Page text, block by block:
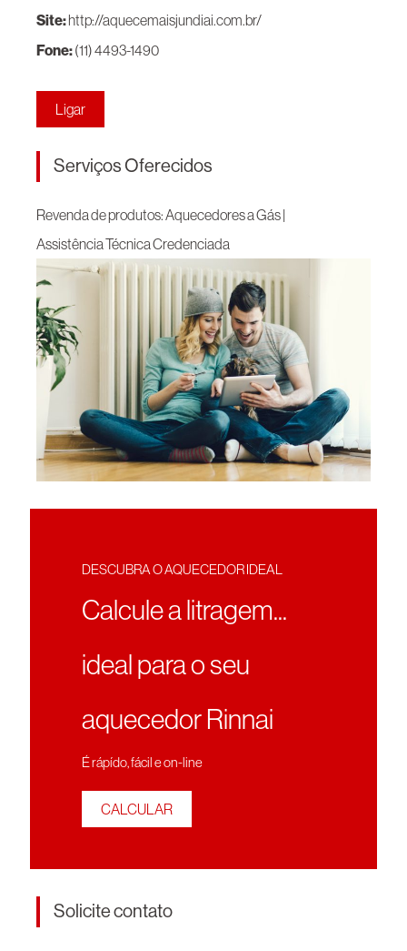
Site:http://aquecemaisjundiai.com.br/
Fone:(11) 4493-1490
Ligar
Serviços Oferecidos
Revenda de produtos: Aquecedores a Gás |
Assistência Técnica Credenciada
DESCUBRA O AQUECEDOR IDEAL
Calcule a litragem...
ideal para o seu
aquecedor Rinnai
É rápído, fácil e on-line
CALCULAR
Solicite contato